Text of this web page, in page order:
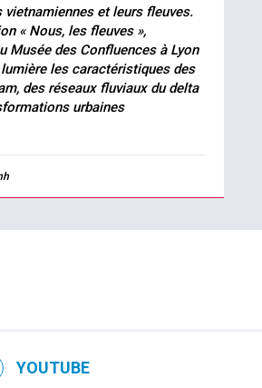
et leurs fleuves.
« Nous, les fleuves »,
Musée des Confluences à Lyon
les caractéristiques des
des réseaux fluviaux du delta
urbaines
YOUTUBE